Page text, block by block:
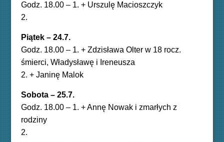
Godz. 18.00 – 1. + Urszulę Macioszczyk
2.
Piątek – 24.7.
Godz. 18.00 – 1. + Zdzisława Olter w 18 rocz.
śmierci, Władysławę i Ireneusza
2. + Janinę Malok
Sobota – 25.7.
Godz. 18.00 – 1. + Annę Nowak i zmarłych z
rodziny
2.